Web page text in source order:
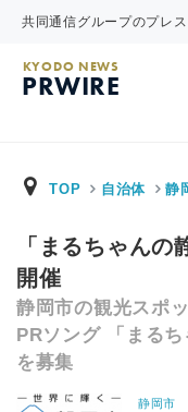
共同通信グループのプレ
KYODO NEWS
PRWIRE
TOP 自治体 静
「まるちゃんの
開催
静岡市の観光スポ
PRソング 「まる
を募集
静岡市